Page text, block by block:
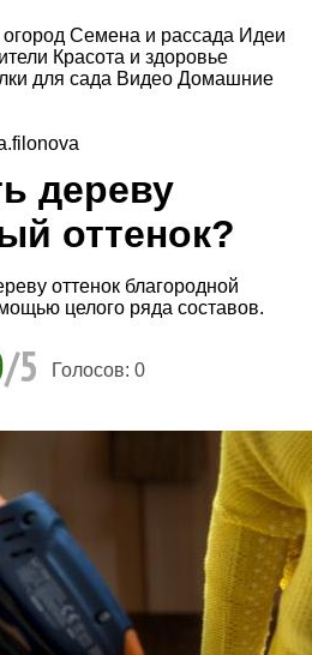
Семена и рассада Идеи
Красота и здоровье
для сада Видео Домашние
дереву
оттенок?
оттенок благородной
целого ряда составов.
/5 Голосов: 0